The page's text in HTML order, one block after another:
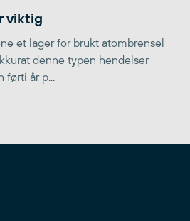
viktig
et lager for brukt atombrensel
denne typen hendelser
førti år p...